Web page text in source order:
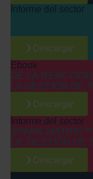
Informe del sector
Descargar
Ebook
DE LA
LA GESTIÓN DE
Descargar
Informe del sector
SPARK
DE GESTIÓN DE
Descargar